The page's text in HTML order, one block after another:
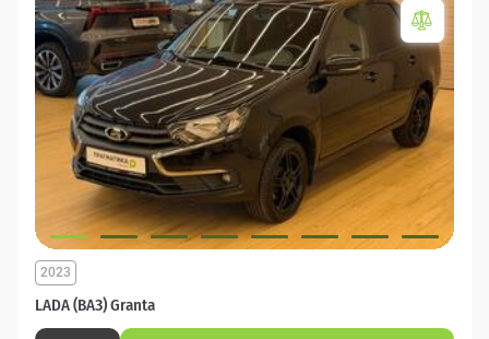
LADA (ВАЗ) Granta
2023